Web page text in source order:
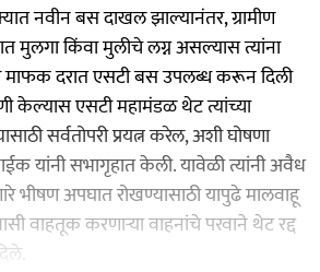
नवीन बस दाखल झाल्यानंतर, ग्रामीण
मुलगा किंवा मुलीचे लग्न असल्यास त्यांना
दरात एसटी बस उपलब्ध करून दिली
केल्यास एसटी महामंडळ थेट त्यांच्या
सर्वतोपरी प्रयत्न करेल, अशी घोषणा
यांनी सभागृहात केली. यावेळी त्यांनी अवैध
भीषण अपघात रोखण्यासाठी यापुढे मालवाहू
वाहतूक करणाऱ्या वाहनांचे परवाने थेट रद्द